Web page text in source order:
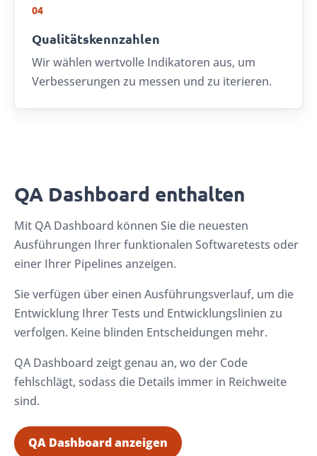
04
Qualitätskennzahlen
Wir wählen wertvolle Indikatoren aus, um
Verbesserungen zu messen und zu iterieren.
QA Dashboard enthalten
Mit QA Dashboard können Sie die neuesten
Ausführungen Ihrer funktionalen Softwaretests oder
einer Ihrer Pipelines anzeigen.
Sie verfügen über einen Ausführungsverlauf, um die
Entwicklung Ihrer Tests und Entwicklungslinien zu
verfolgen. Keine blinden Entscheidungen mehr.
QA Dashboard zeigt genau an, wo der Code
fehlschlägt, sodass die Details immer in Reichweite
sind.
QA Dashboard anzeigen